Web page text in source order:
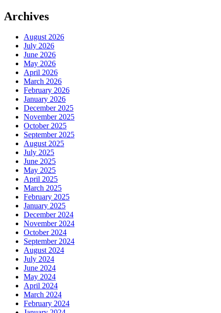
Archives
August 2026
July 2026
June 2026
May 2026
April 2026
March 2026
February 2026
January 2026
December 2025
November 2025
October 2025
September 2025
August 2025
July 2025
June 2025
May 2025
April 2025
March 2025
February 2025
January 2025
December 2024
November 2024
October 2024
September 2024
August 2024
July 2024
June 2024
May 2024
April 2024
March 2024
February 2024